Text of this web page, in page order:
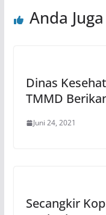
Anda
Dinas
TMMD
Juni 24, 2021
Secangkir